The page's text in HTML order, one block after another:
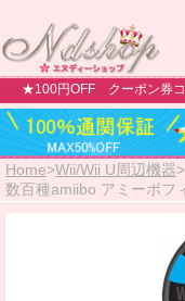
★100円OFF クーポン券コ
Home>Wii/Wii U周辺機器>
数百種amiibo アミーボフ